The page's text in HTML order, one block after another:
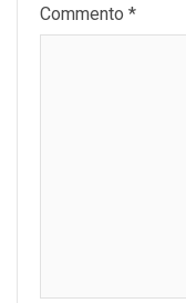
Commento *